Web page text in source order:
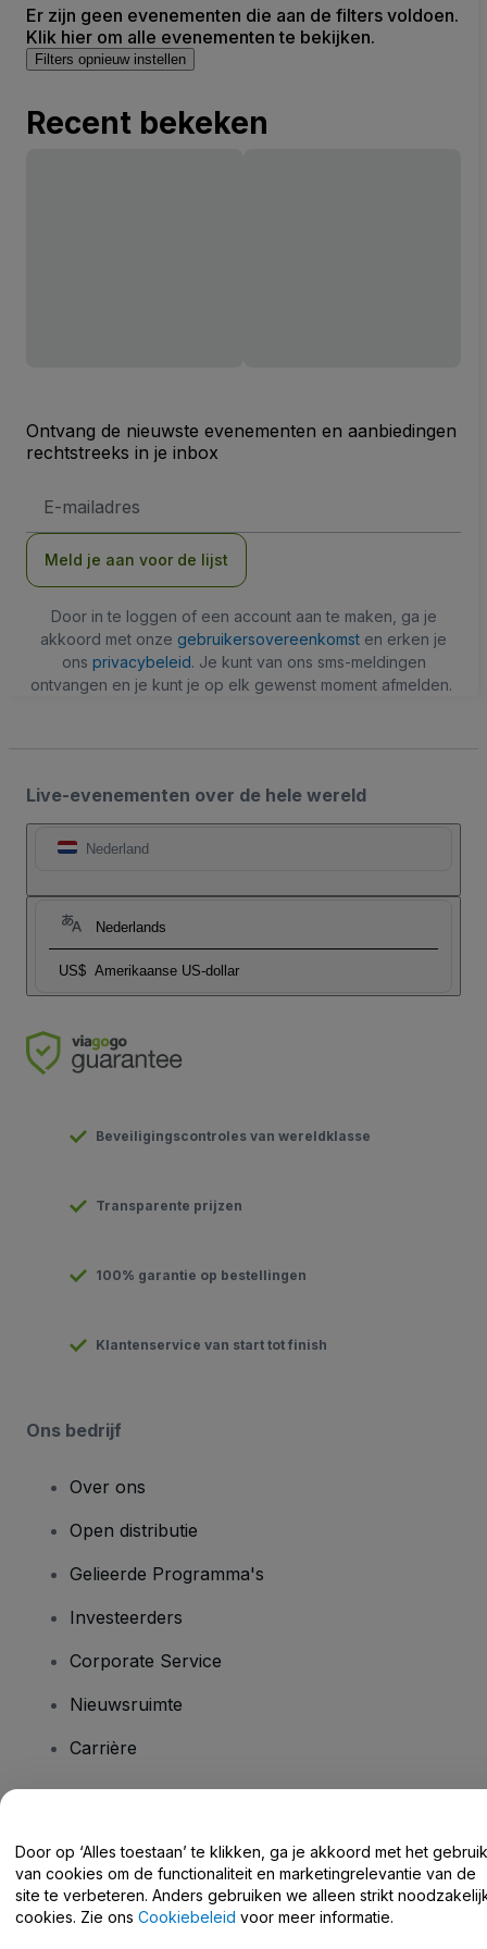
Er zijn geen evenementen die aan de filters voldoen.
Klik hier om alle evenementen te bekijken.
Filters opnieuw instellen
Recent bekeken
Ontvang de nieuwste evenementen en aanbiedingen
rechtstreeks in je inbox
mailadres
Meld je aan voor de lijst
Door in te loggen of een account aan te maken, ga je
akkoord met onze gebruikersovereenkomst en erken je
ons privacybeleid. Je kunt van ons sms-meldingen
ontvangen en je kunt je op elk gewenst moment afmelden.
Live-evenementen over de hele wereld
Nederland
Nederlands
US$ Amerikaanse US-dollar
Beveiligingscontroles van wereldklasse
Transparente prijzen
100% garantie op bestellingen
Klantenservice van start tot finish
Ons bedrijf
Over ons
Open distributie
Gelieerde Programma's
Investeerders
Corporate Service
Nieuwsruimte
Carrière
Helpcentrum / Neem Contact Met Ons Op
Door op ‘Alles toestaan’ te klikken, ga je akkoord met het gebruik
van cookies om de functionaliteit en marketingrelevantie van de
site te verbeteren. Anders gebruiken we alleen strikt
cookies. Zie ons Cookiebeleid voor meer informatie.